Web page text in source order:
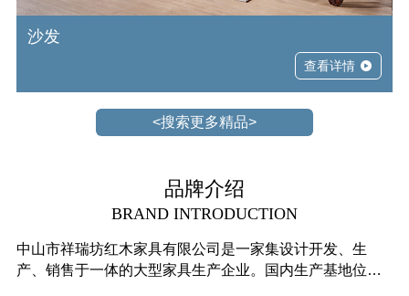
沙发
查看详情
<搜索更多精品>
品牌介绍
BRAND INTRODUCTION
中山市祥瑞坊红木家具有限公司是一家集设计开发、生
产、销售于一体的大型家具生产企业。国内生产基地位于